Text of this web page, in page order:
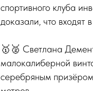
спортивного клуба
доказали, что входят
🥇🥈 Светлана
малокалиберной
серебряным